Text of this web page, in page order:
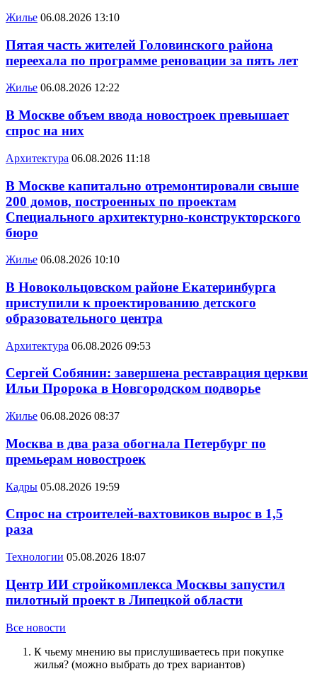
Жилье 06.08.2026 13:10
Пятая часть жителей Головинского района
переехала по программе реновации за пять лет
Жилье 06.08.2026 12:22
В Москве объем ввода новостроек превышает
спрос на них
Архитектура 06.08.2026 11:18
В Москве капитально отремонтировали свыше
200 домов, построенных по проектам
Специального архитектурно-конструкторского
бюро
Жилье 06.08.2026 10:10
В Новокольцовском районе Екатеринбурга
приступили к проектированию детского
образовательного центра
Архитектура 06.08.2026 09:53
Сергей Собянин: завершена реставрация церкви
Ильи Пророка в Новгородском подворье
Жилье 06.08.2026 08:37
Москва в два раза обогнала Петербург по
премьерам новостроек
Кадры 05.08.2026 19:59
Спрос на строителей-вахтовиков вырос в 1,5
раза
Технологии 05.08.2026 18:07
Центр ИИ стройкомплекса Москвы запустил
пилотный проект в Липецкой области
Все новости
К чьему мнению вы прислушиваетесь при покупке
жилья? (можно выбрать до трех вариантов)